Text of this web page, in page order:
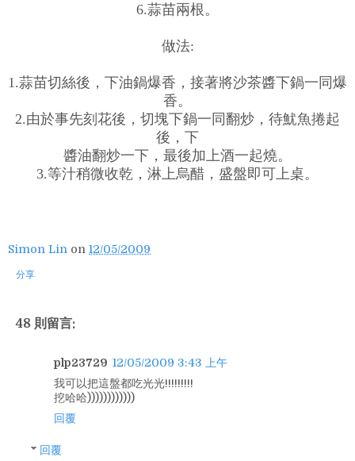
6.蒜苗兩根。
做法:
1.蒜苗切絲後，下油鍋爆香，接著將沙茶醬下鍋一同爆
香。
2.由於事先刻花後，切塊下鍋一同翻炒，待魷魚捲起
後，下
醬油翻炒一下，最後加上酒一起燒。
3.等汁稍微收乾，淋上烏醋，盛盤即可上桌。
Simon Lin on 12/05/2009
分享
48 則留言:
plp23729 12/05/2009 3:43 上午
我可以把這盤都吃光光!!!!!!!!!
挖哈哈))))))))))))
回覆
回覆